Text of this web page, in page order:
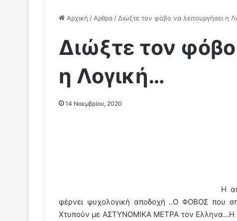
Αρχική / Αρθρα / Διώξτε τον φόβο να λειτουργήσει η
Διώξτε τον φόβο
η Λογική…
14 Νοεμβρίου, 2020
Η
φέρνει ψυχολογική αποδοχή ..Ο ΦΟΒΟΣ που
Χτυπούν με ΑΣΤΥΝΟΜΙΚΑ ΜΕΤΡΑ τον Ελληνα…Η